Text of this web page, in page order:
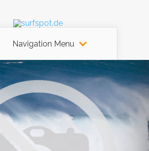
Navigation Menu